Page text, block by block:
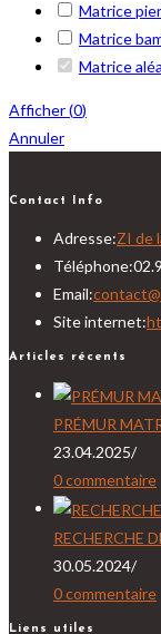
Matrice
Matrice
Matrice
Afficher(0)
Annuler
Contact Info
Adresse:ZI de
Téléphone:
Email:
Site internet:
Articles récents
PRÉMUR
23.04.2025/
0 commentaire
RECHERCHE
30.05.2024/
0 commentaire
Liens utiles